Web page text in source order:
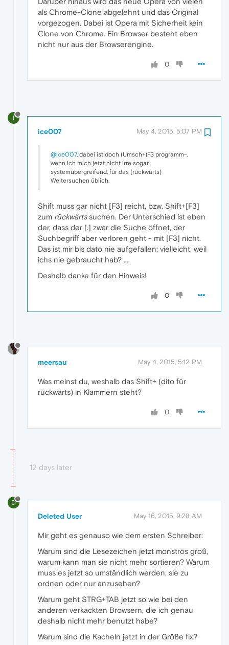
als Chrome-Clone abgelehnt und das Original
vorgezogen. Dabei ist Opera mit Sicherheit kein
Clone von Chrome. Ein Browser besteht eben
nicht nur aus der Browserengine.
0
I
ice007 May 4, 2015, 5:07 PM
@ice007, dabei ist doch (Umsch+)F3 programm-,
wenn ich mich jetzt nicht irre sogar
systemübergreifend, für das (rückwärts)
Weitersuchen üblich.
Shift muss gar nicht [F3] reicht, bzw. Shift+[F3]
zum rückwärtssuchen. Der Unterschied ist eben
der, dass der [.] zwar die Suche öffnet, der
Suchbegriff aber verloren geht - mit [F3] nicht.
Das ist mir bis dato nie aufgefallen; vielleicht, weil
ichs nie gebraucht hab? ...
Deshalb danke für den Hinweis!
0
meersau May 4, 2015, 5:12 PM
Was meinst du, weshalb das Shift+ (dito für
rückwärts) in Klammern steht?
0
12 days later
D
Deleted User May 16, 2015, 9:28 AM
Mir geht es genauso wie dem ersten Schreiber:
Warum sind die Lesezeichen jetzt monströs groß,
warum kann man sie nicht mehr sortieren? Warum
muss es jetzt so umständlich werden, sie zu
ordnen oder nur anzusehen?
Warum geht STRG+TAB jetzt so wie bei den
anderen verkackten Browsern, die ich genau
deshalb nicht mehr benutzt habe?
Warum sind die Kacheln jetzt in der Größe fix?